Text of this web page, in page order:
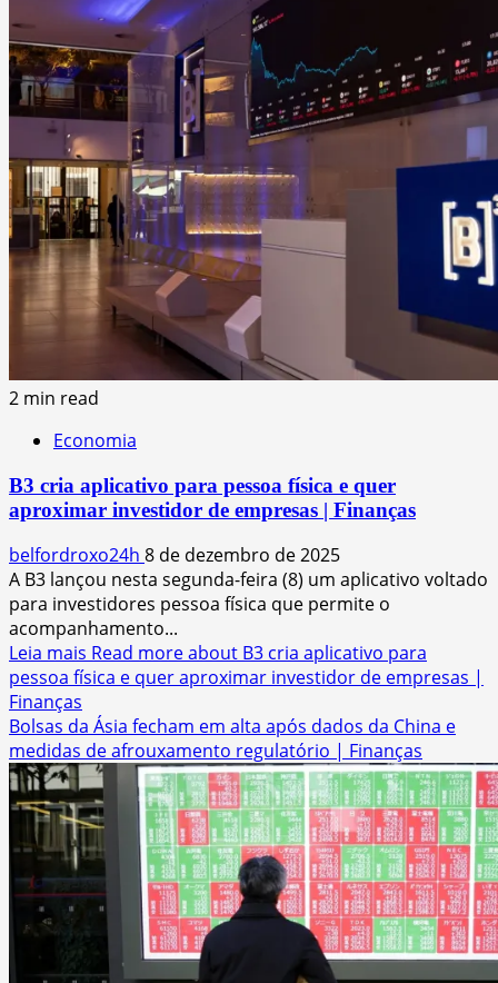
2 min read
Economia
B3 cria aplicativo para pessoa física e quer
aproximar investidor de empresas | Finanças
belfordroxo24h 8 de dezembro de 2025
A B3 lançou nesta segunda-feira (8) um aplicativo voltado
para investidores pessoa física que permite o
acompanhamento...
Leia mais Read more about B3 cria aplicativo para
pessoa física e quer aproximar investidor de empresas |
Finanças
Bolsas da Ásia fecham em alta após dados da China e
medidas de afrouxamento regulatório | Finanças